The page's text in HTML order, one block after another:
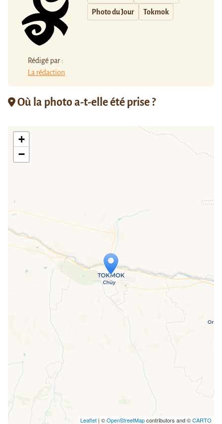
Rédigé par :
La rédaction
Photo du Jour Tokmok
Où la photo a-t-elle été prise ?
Travelers' Map is loading...
If you see this after your page is
loaded completely, leafletJS files are
missing.
+
−
Leaflet| ©OpenStreetMapcontributors and ©CARTO